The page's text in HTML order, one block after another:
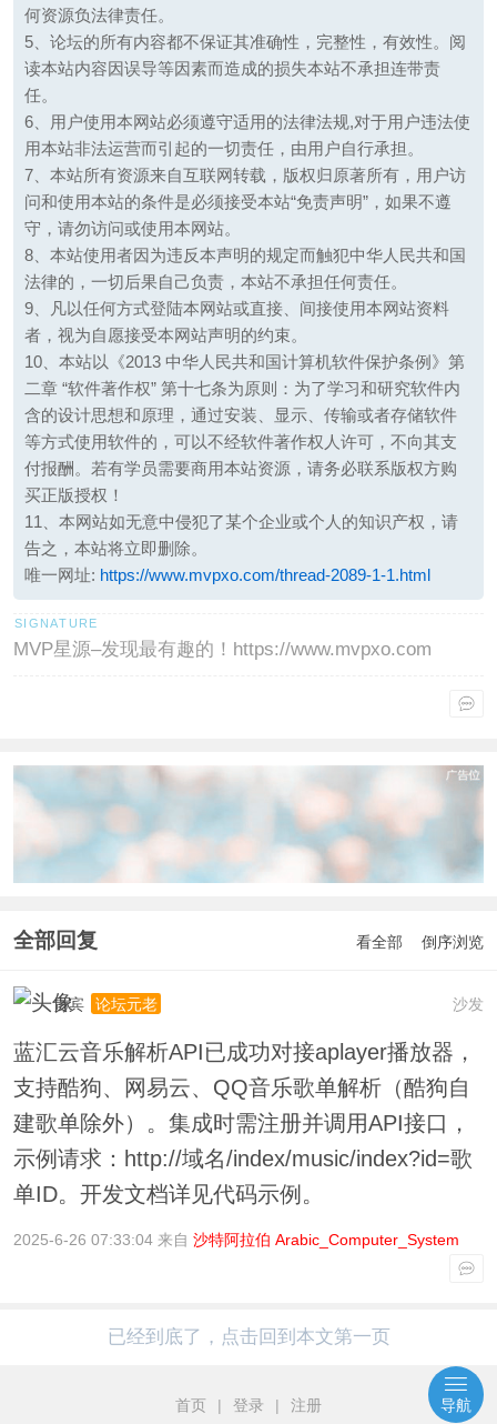
何资源负法律责任。
5、论坛的所有内容都不保证其准确性，完整性，有效性。阅
读本站内容因误导等因素而造成的损失本站不承担连带责
任。
6、用户使用本网站必须遵守适用的法律法规,对于用户违法使
用本站非法运营而引起的一切责任，由用户自行承担。
7、本站所有资源来自互联网转载，版权归原著所有，用户访
问和使用本站的条件是必须接受本站“免责声明”，如果不遵
守，请勿访问或使用本网站。
8、本站使用者因为违反本声明的规定而触犯中华人民共和国
法律的，一切后果自己负责，本站不承担任何责任。
9、凡以任何方式登陆本网站或直接、间接使用本网站资料
者，视为自愿接受本网站声明的约束。
10、本站以《2013 中华人民共和国计算机软件保护条例》第
二章 “软件著作权” 第十七条为原则：为了学习和研究软件内
含的设计思想和原理，通过安装、显示、传输或者存储软件
等方式使用软件的，可以不经软件著作权人许可，不向其支
付报酬。若有学员需要商用本站资源，请务必联系版权方购
买正版授权！
11、本网站如无意中侵犯了某个企业或个人的知识产权，请
告之，本站将立即删除。
唯一网址: https://www.mvpxo.com/thread-2089-1-1.html
MVP星源–发现最有趣的！https://www.mvpxo.com
全部回复 看全部 倒序浏览
沙发
贵宾 论坛元老
蓝汇云音乐解析API已成功对接aplayer播放器，
支持酷狗、网易云、QQ音乐歌单解析（酷狗自
建歌单除外）。集成时需注册并调用API接口，
示例请求：http://域名/index/music/index?id=歌
单ID。开发文档详见代码示例。
2025-6-26 07:33:04 来自 沙特阿拉伯 Arabic_Computer_System
已经到底了，点击回到本文第一页
首页 | 登录 | 注册 导航